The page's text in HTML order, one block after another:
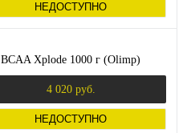
НЕДОСТУПНО
BCAA Xplode 1000 г (Olimp)
4 020 руб.
НЕДОСТУПНО